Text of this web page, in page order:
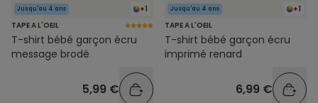
+1
Jusqu'au 4 ans
TAPE A L'OEIL
T-shirt bébé garçon écru
message brodé
5,99 €
+1
Jusqu'au 4 ans
TAPE A L'OEIL
T-shirt bébé garçon écru
imprimé renard
6,99 €